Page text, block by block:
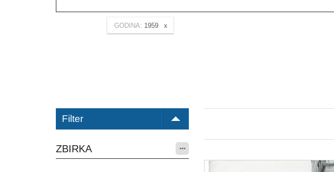
GODINA: 1959
Filter
ZBIRKA